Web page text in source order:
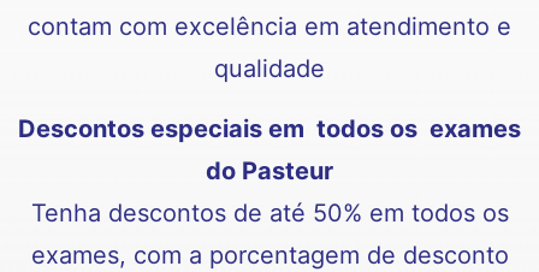
contam com excelência em atendimento e
qualidade
Descontos especiais em todos os exames
do Pasteur
Tenha descontos de até 50% em todos os
exames, com a porcentagem de desconto